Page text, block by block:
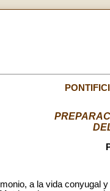
a la vida conyugal